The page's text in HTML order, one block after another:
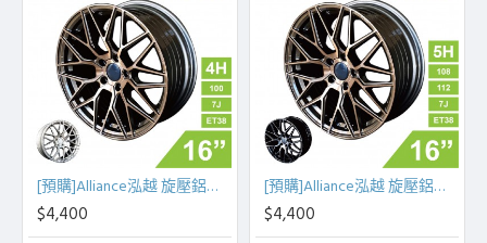
[預購]Alliance泓越 旋壓鋁圈輪框 AL792 16吋 4孔100/7J/ET38(古銅金/銀車面)
$4,400
[預購]Alliance泓越 旋壓鋁圈輪框 AL792 16吋 5孔108/112/7J/ET38(古銅金/黑底亮面)
$4,400